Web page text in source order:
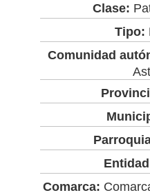
Clase:
Tipo:
Comunidad
Comarca: